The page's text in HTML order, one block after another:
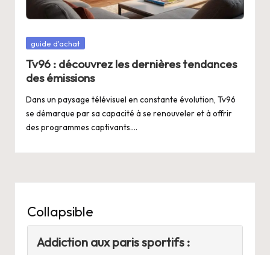
Posted
guide d'achat
Tv96 : découvrez les dernières tendances
des émissions
Dans un paysage télévisuel en constante évolution, Tv96
se démarque par sa capacité à se renouveler et à offrir
des programmes captivants.…
Collapsible
Addiction aux paris sportifs :